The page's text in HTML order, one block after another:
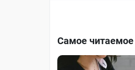
Самое читаемое